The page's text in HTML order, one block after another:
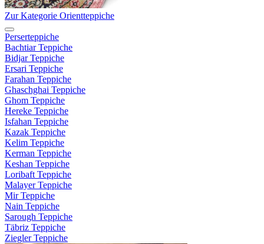
Zur Kategorie Orientteppiche
Perserteppiche
Bachtiar Teppiche
Bidjar Teppiche
Ersari Teppiche
Farahan Teppiche
Ghaschghai Teppiche
Ghom Teppiche
Hereke Teppiche
Isfahan Teppiche
Kazak Teppiche
Kelim Teppiche
Kerman Teppiche
Keshan Teppiche
Loribaft Teppiche
Malayer Teppiche
Mir Teppiche
Nain Teppiche
Sarough Teppiche
Täbriz Teppiche
Ziegler Teppiche